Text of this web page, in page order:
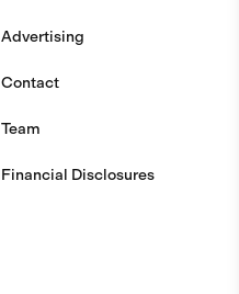
Advertising
Contact
Team
Financial Disclosures